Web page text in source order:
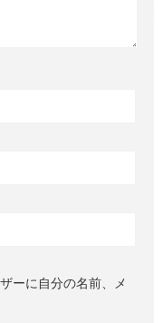
ーに自分の名前、メ